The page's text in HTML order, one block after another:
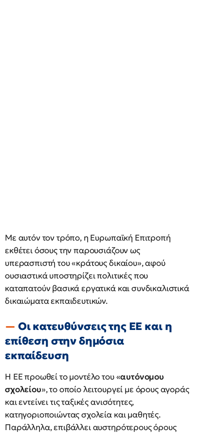
Με αυτόν τον τρόπο, η Ευρωπαϊκή Επιτροπή
εκθέτει όσους την παρουσιάζουν ως
υπερασπιστή του «κράτους δικαίου», αφού
ουσιαστικά υποστηρίζει πολιτικές που
καταπατούν βασικά εργατικά και συνδικαλιστικά
δικαιώματα εκπαιδευτικών.
Οι κατευθύνσεις της ΕΕ και η
επίθεση στην δημόσια
εκπαίδευση
Η ΕΕ προωθεί το μοντέλο του «αυτόνομου
σχολείου», το οποίο λειτουργεί με όρους αγοράς
και εντείνει τις ταξικές ανισότητες,
κατηγοριοποιώντας σχολεία και μαθητές.
Παράλληλα, επιβάλλει αυστηρότερους όρους